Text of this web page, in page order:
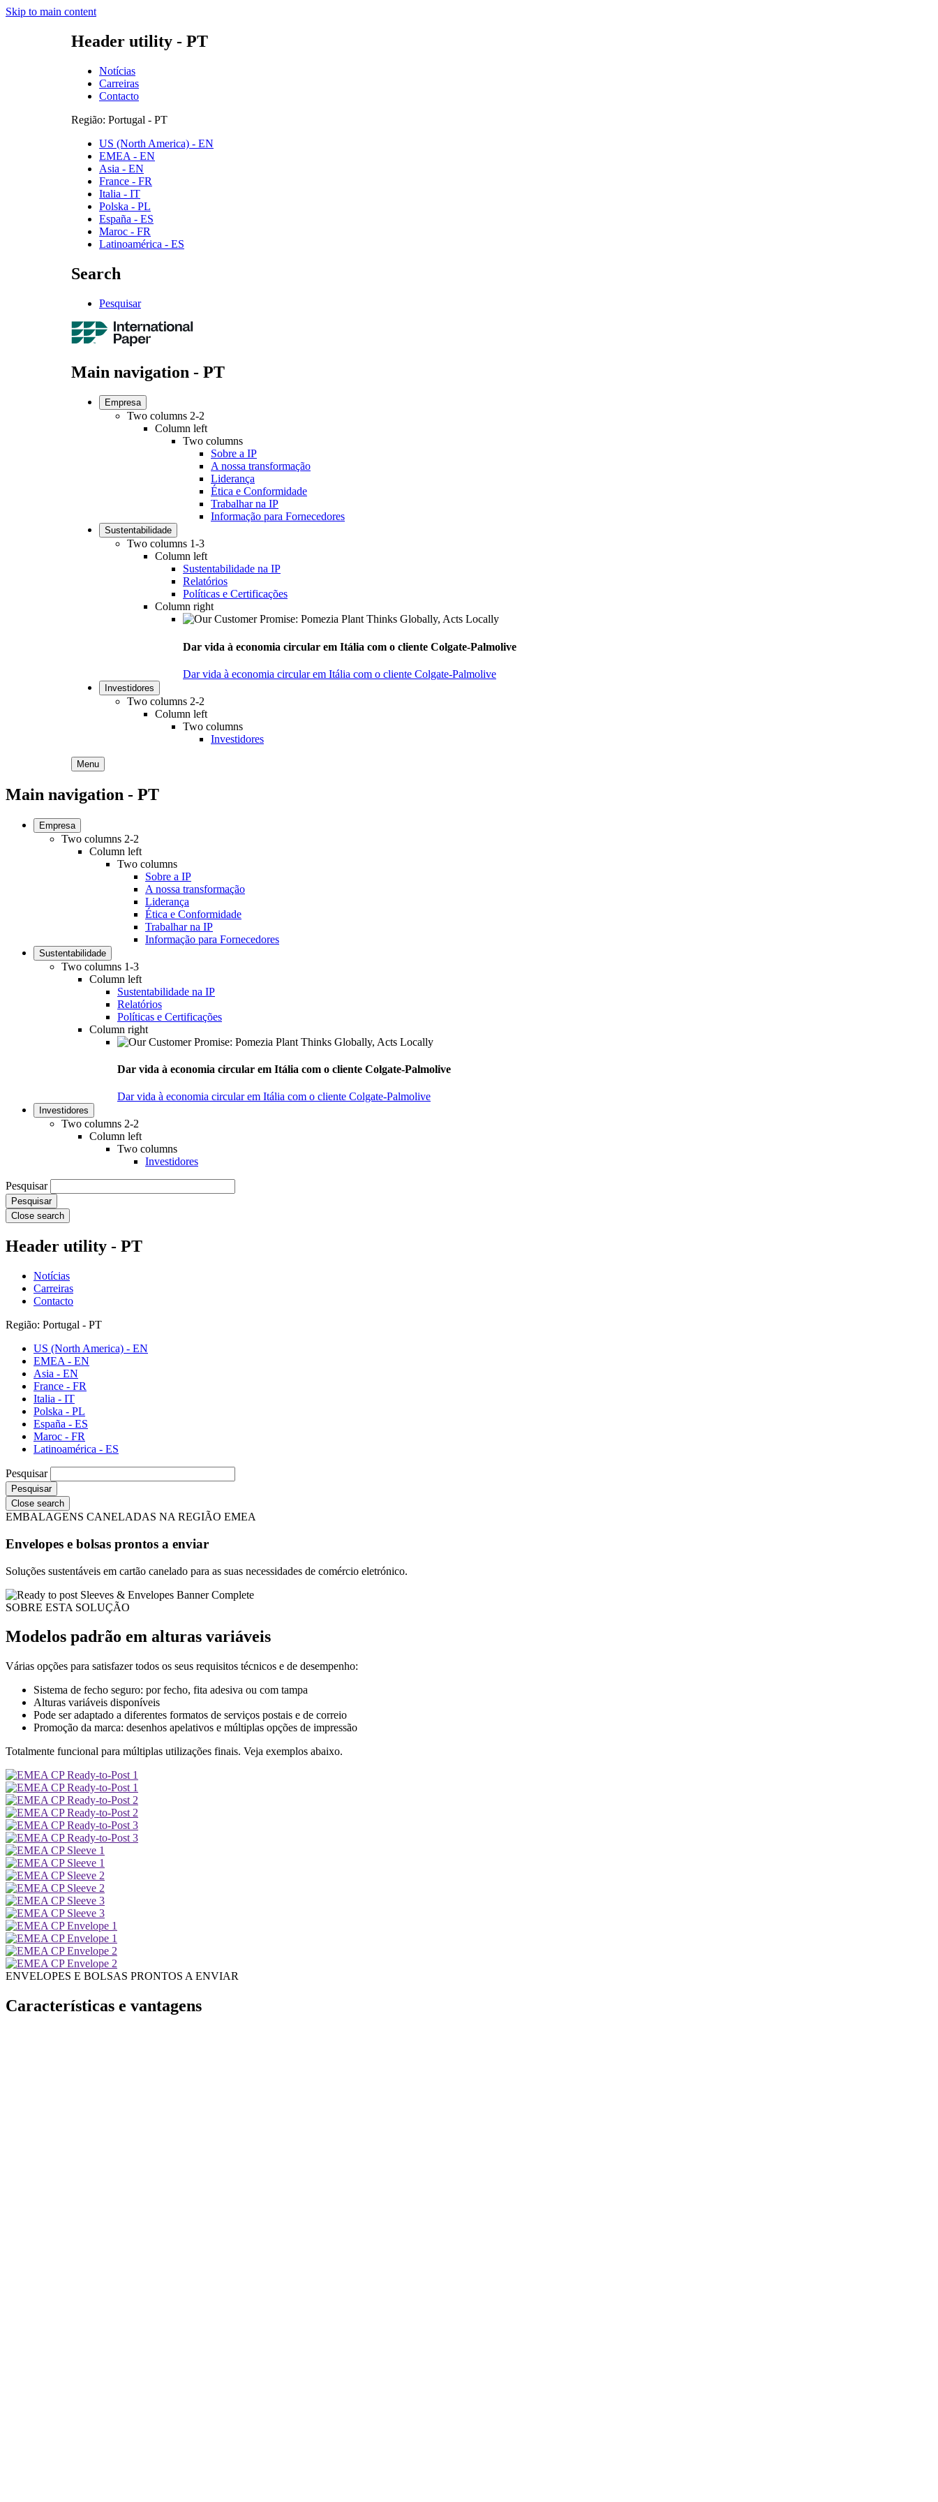
Skip to main content
Header utility - PT
Notícias
Carreiras
Contacto
Região: Portugal - PT
US (North America) - EN
EMEA - EN
Asia - EN
France - FR
Italia - IT
Polska - PL
España - ES
Maroc - FR
Latinoamérica - ES
Search
Pesquisar
Main navigation - PT
Empresa
Two columns 2-2
Column left
Two columns
Sobre a IP
A nossa transformação
Liderança
Ética e Conformidade
Trabalhar na IP
Informação para Fornecedores
Sustentabilidade
Two columns 1-3
Column left
Sustentabilidade na IP
Relatórios
Políticas e Certificações
Column right
Dar vida à economia circular em Itália com o cliente Colgate-Palmolive
Dar vida à economia circular em Itália com o cliente Colgate-Palmolive
Investidores
Two columns 2-2
Column left
Two columns
Investidores
Menu
Main navigation - PT
Empresa
Two columns 2-2
Column left
Two columns
Sobre a IP
A nossa transformação
Liderança
Ética e Conformidade
Trabalhar na IP
Informação para Fornecedores
Sustentabilidade
Two columns 1-3
Column left
Sustentabilidade na IP
Relatórios
Políticas e Certificações
Column right
Dar vida à economia circular em Itália com o cliente Colgate-Palmolive
Dar vida à economia circular em Itália com o cliente Colgate-Palmolive
Investidores
Two columns 2-2
Column left
Two columns
Investidores
Pesquisar
Close search
Header utility - PT
Notícias
Carreiras
Contacto
Região: Portugal - PT
US (North America) - EN
EMEA - EN
Asia - EN
France - FR
Italia - IT
Polska - PL
España - ES
Maroc - FR
Latinoamérica - ES
Pesquisar
Close search
EMBALAGENS CANELADAS NA REGIÃO EMEA
Envelopes e bolsas prontos a enviar
Soluções sustentáveis em cartão canelado para as suas necessidades de comércio eletrónico.
SOBRE ESTA SOLUÇÃO
Modelos padrão em alturas variáveis
Várias opções para satisfazer todos os seus requisitos técnicos e de desempenho:
Sistema de fecho seguro: por fecho, fita adesiva ou com tampa
Alturas variáveis disponíveis
Pode ser adaptado a diferentes formatos de serviços postais e de correio
Promoção da marca: desenhos apelativos e múltiplas opções de impressão
Totalmente funcional para múltiplas utilizações finais. Veja exemplos abaixo.
ENVELOPES E BOLSAS PRONTOS A ENVIAR
Características e vantagens